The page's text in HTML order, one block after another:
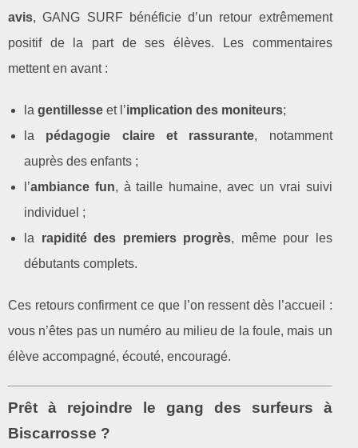
avis, GANG SURF bénéficie d’un retour extrêmement
positif de la part de ses élèves. Les commentaires
mettent en avant :
la gentillesse et l’implication des moniteurs;
la pédagogie claire et rassurante, notamment
auprès des enfants ;
l’ambiance fun, à taille humaine, avec un vrai suivi
individuel ;
la rapidité des premiers progrès, même pour les
débutants complets.
Ces retours confirment ce que l’on ressent dès l’accueil :
vous n’êtes pas un numéro au milieu de la foule, mais un
élève accompagné, écouté, encouragé.
Prêt à rejoindre le gang des surfeurs à
Biscarrosse ?